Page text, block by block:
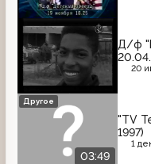
Д/ф
20
03:49
"TV
1997)
1
Другое